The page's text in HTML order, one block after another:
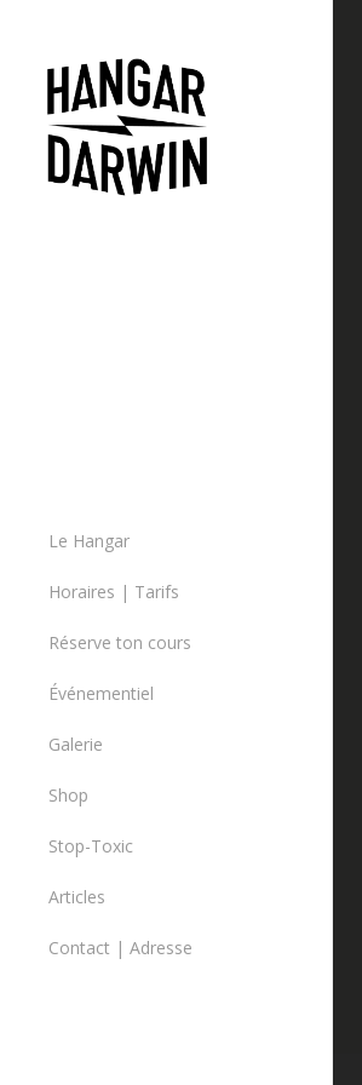
Le Hangar
Règles de pratique
Horaires | Tarifs
Réserve ton cours
Cours
Événementiel
Organiser un événement
Galerie
Shop
Rampes de skate
Stop-Toxic
Articles
Contact | Adresse